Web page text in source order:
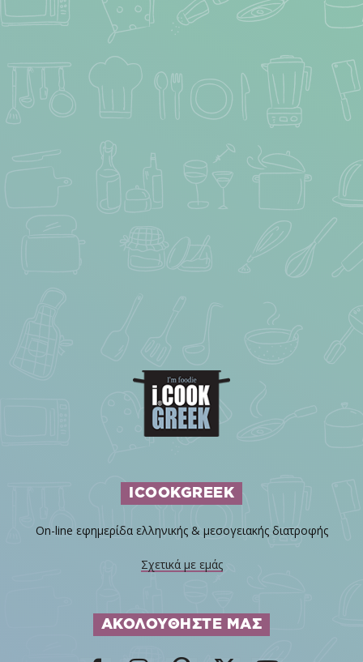
ICOOKGREEK
On-line εφημερίδα ελληνικής & μεσογειακής διατροφής
Σχετικά με εμάς
ΑΚΟΛΟΥΘΗΣΤΕ ΜΑΣ